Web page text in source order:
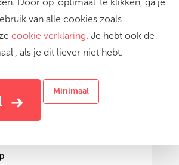
van alle cookies zoals
cookie verklaring. Je hebt ook de
als je dit liever niet hebt.
Minimaal
met elektronische instrumenten